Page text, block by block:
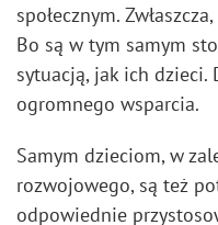
społecznym.
Bo są w tym samym
sytuacją, jak ich
ogromnego wsparcia.
Samym dzieciom, w
rozwojowego, są też
odpowiednie